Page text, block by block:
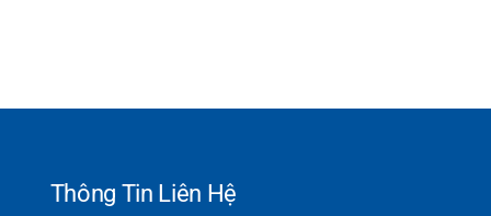
Thông Tin Liên Hệ